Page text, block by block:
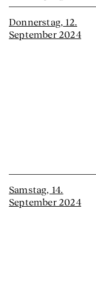
Donnerstag, 12.
September 2024
Samstag, 14.
September 2024